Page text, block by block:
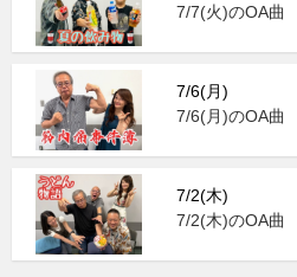
7/7(火)のOA曲
7/6(月)
7/6(月)のOA曲
7/2(木)
7/2(木)のOA曲